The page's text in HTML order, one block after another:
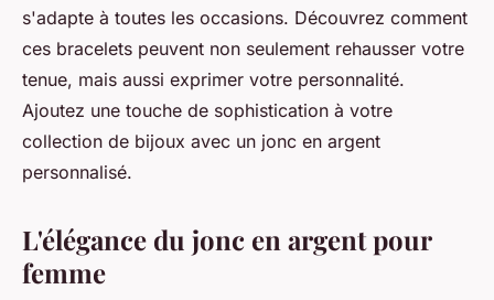
Joseph•23 décembre 2024•6 min de lecture
s'adapte à toutes les occasions. Découvrez comment
ces bracelets peuvent non seulement rehausser votre
tenue, mais aussi exprimer votre personnalité.
Ajoutez une touche de sophistication à votre
collection de bijoux avec un jonc en argent
personnalisé.
L'élégance du jonc en argent pour
femme